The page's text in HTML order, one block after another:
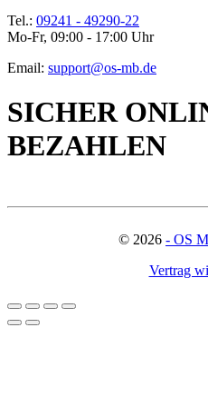
Tel.: 09241 - 49290-22
Mo-Fr, 09:00 - 17:00 Uhr
Email: support@os-mb.de
SICHER
BEZAHLEN
© 2026 - OS
Vertrag